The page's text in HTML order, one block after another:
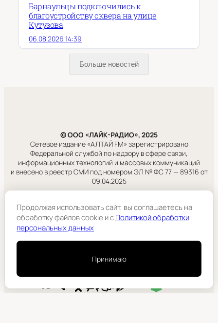
Барнаульцы подключились к
благоустройству сквера на улице
Кутузова
06.08.2026 14:39
Больше новостей
© ООО «ЛАЙК-РАДИО», 2025
Сетевое издание «АЛТАЙ FM» зарегистрировано
Федеральной службой по надзору в сфере связи,
информационных технологий и массовых коммуникаций
и внесено в реестр СМИ под номером ЭЛ № ФС 77 — 89316 от
09.04.2025
Правовая информация
Учредитель:
ООО «ЛАЙК-РАДИО».
Продолжая использовать сайт, вы соглашаетесь на
обработку файлов cookie и cПолитикой обработки
персональных данных
Принимаю